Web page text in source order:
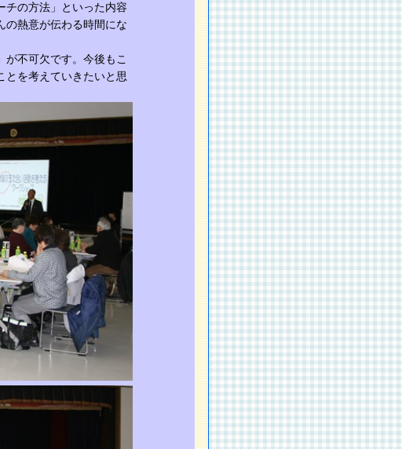
チの方法」といった内容
の熱意が伝わる時間にな
不可欠です。今後もこ
とを考えていきたいと思